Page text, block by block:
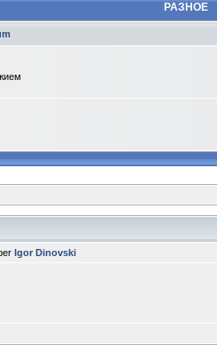
РАЗНОЕ
Igor Dinovski